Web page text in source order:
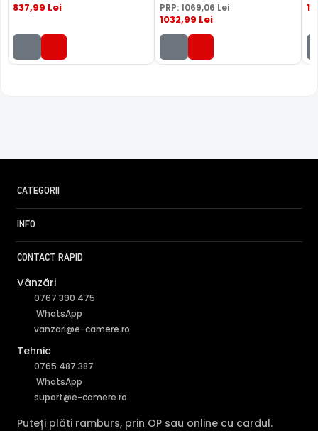
Camera HIKVISION DS-2CD1B47G2H-LIUF(2.8MM) are un
filtru IR Mecanic autoretractabil ce filtreaza lumina in
infrarosu pe timpul zilei, pentru a evita anumitele defecte
de afisare a culorilor, iar pe timpul noptii acesta este
retras pentru a permite luminii in infrarosu sa treaca,
imbunatatind vizibilitatea camerei in modul alb/negru.
837,99 Lei
PRP: 1069,06 Lei
1032,99 Lei
CATEGORII
INFO
CONTACT RAPID
Vânzări
0767 390 475
WhatsApp
vanzari@e-camere.ro
Tehnic
0765 487 387
WhatsApp
suport@e-camere.ro
Puteți plăti ramburs, prin OP sau online cu cardul.